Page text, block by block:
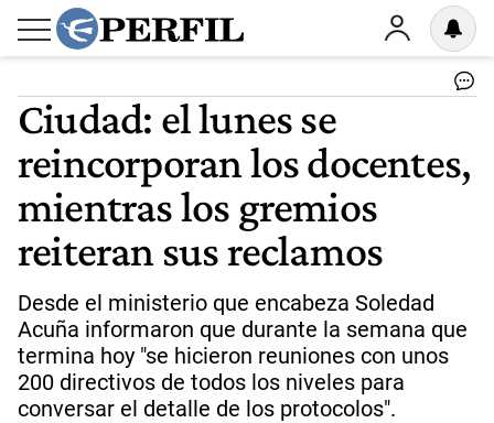
Ciudad: el lunes se
reincorporan los docentes,
mientras los gremios
reiteran sus reclamos
Desde el ministerio que encabeza Soledad
Acuña informaron que durante la semana que
termina hoy "se hicieron reuniones con unos
200 directivos de todos los niveles para
conversar el detalle de los protocolos".